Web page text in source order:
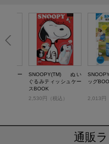
フリー
SNOOPY(TM) ぬい
ぐるみティッシュケー
スBOOK
2,530円（税込）
ッグ
2,013円
通販